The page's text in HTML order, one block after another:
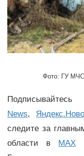
Фото: ГУ МЧС
News,
следите за
области в MAX